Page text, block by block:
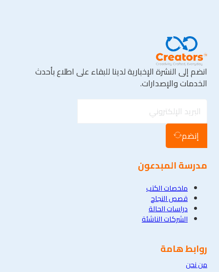
انضم إلى النشرة الإخبارية لدينا للبقاء على اطلاع بأحدث
الخدمات والإصدارات.
إنضم
مدرسة المبدعون
ملخصات الكتب
قصص النجاح
دراسات الحالة
الشركات الناشئة
روابط هامة
من نحن